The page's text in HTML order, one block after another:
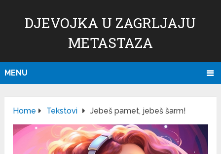
DJEVOJKA U ZAGRLJAJU
METASTAZA
MENU
Home Tekstovi Jebeš pamet, jebeš šarm!